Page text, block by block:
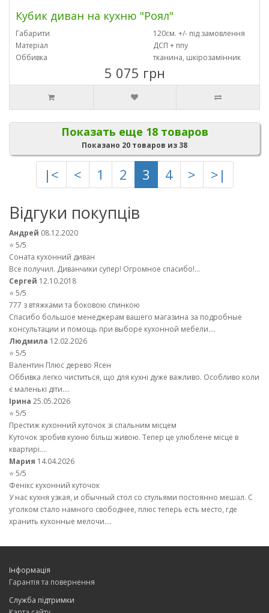
Кубик диван на кухню "Роял"
Габарити
120см. +/- під замовлення
Матеріал
ДСП + ппу
Оббивка
тканина, шкірозамінник
5 075 грн
Показать еще 18 товаров
Показано 20 товаров из 38
|< < 1 2 3 4 > >|
Відгуки покупців
Андрей 08.12.2020
⭐ 5/5
Соната кухонний диван
Все получил. Диванчики супер! Огромное спасибо!...
Сергей 12.10.2018
⭐ 5/5
777 з втяжками та боковою спинкою
Спасибо большое менеджерам вашего магазина за подробные
консультации и помощь при выборе кухонной мебели....
Людмила 12.02.2026
⭐ 5/5
Валентин Плюс дерево Ясен
Оббивка легко чиститься, що для кухні дуже важливо. Особливо коли
є маленькі діти....
Ірина 25.05.2026
⭐ 5/5
Престиж кухонний куточок зі спальним місцем
Куточок зробив кухню більш живою. Тепер це улюблене місце в
квартирі....
Мария 14.04.2026
⭐ 5/5
Фенікс кухонний куточок
У нас кухня узкая, и обычный стол со стульями постоянно мешал. С
уголком стало намного свободнее, плюс теперь есть место, где
хранить кухонные мелочи....
Інформація
Гарантія та повернення
Служба підтримки